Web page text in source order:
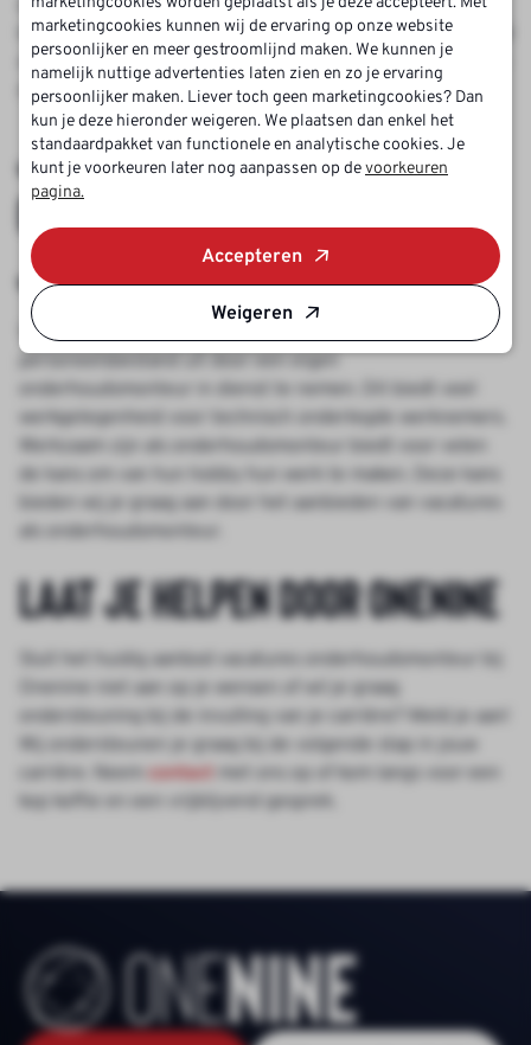
kleine bedrijven tot grote organisaties. Deze zijn verspreid
over het gehele land waardoor er vrijwel altijd een baan in
de techniek te vinden is binnen jouw zoekgebied.
Jouw vacature als
onderhoudsmonteur ligt op
je te wachten!
Vele verschillende bedrijven breiden hun
personeelsbestand uit door een eigen
onderhoudsmonteur in dienst te nemen. Dit biedt veel
werkgelegenheid voor technisch onderlegde werknemers.
Werkzaam zijn als onderhoudsmonteur biedt voor velen
de kans om van hun hobby hun werk te maken. Deze kans
bieden wij je graag aan door het aanbieden van vacatures
als onderhoudsmonteur.
Laat je helpen door Onenine
Sluit het huidig aanbod vacatures onderhoudsmonteur bij
Onenine niet aan op je wensen of wil je graag
ondersteuning bij de invulling van je carrière? Meld je aan!
Wij ondersteunen je graag bij de volgende stap in jouw
carrière. Neem contact met ons op of kom langs voor een
kop koffie en een vrijblijvend gesprek.
marketingcookies kunnen wij de ervaring op onze website
persoonlijker en meer gestroomlijnd maken. We kunnen je
namelijk nuttige advertenties laten zien en zo je ervaring
persoonlijker maken. Liever toch geen marketingcookies? Dan
kun je deze hieronder weigeren. We plaatsen dan enkel het
standaardpakket van functionele en analytische cookies. Je
kunt je voorkeuren later nog aanpassen op devoorkeuren
pagina.
Accepteren
Weigeren